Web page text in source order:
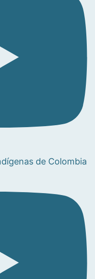
de Colombia